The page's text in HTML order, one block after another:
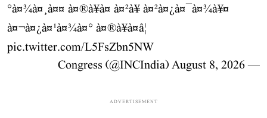
°à¤¾à¤¸à¤¤ à¤®à¥à¤ à¤²à¥ à¤²à¤¿à¤¯à¤¾à¥¤
à¤¬à¤¿à¤¹à¤¾à¤° à¤®à¥à¤â¦
pic.twitter.com/L5FsZbn5NW
— Congress (@INCIndia)
August 8, 2026
ADVERTISEMENT